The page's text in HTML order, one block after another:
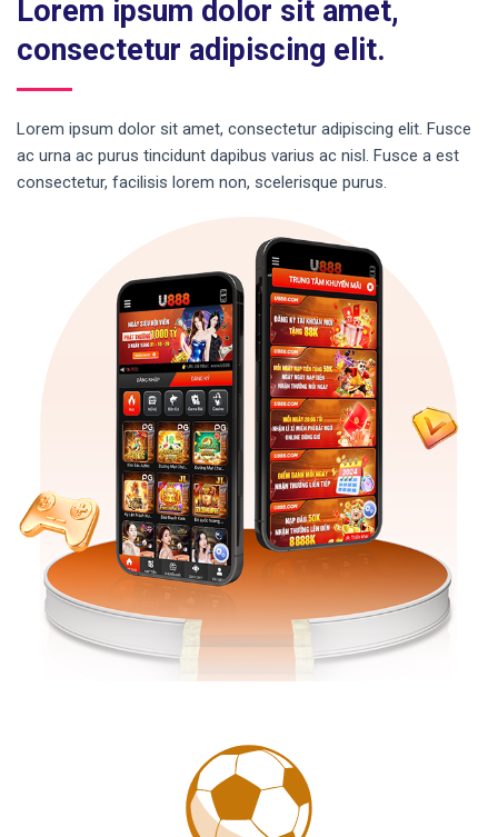
Lorem ipsum dolor sit amet,
consectetur adipiscing elit.
Lorem ipsum dolor sit amet, consectetur adipiscing elit. Fusce
ac urna ac purus tincidunt dapibus varius ac nisl. Fusce a est
consectetur, facilisis lorem non, scelerisque purus.